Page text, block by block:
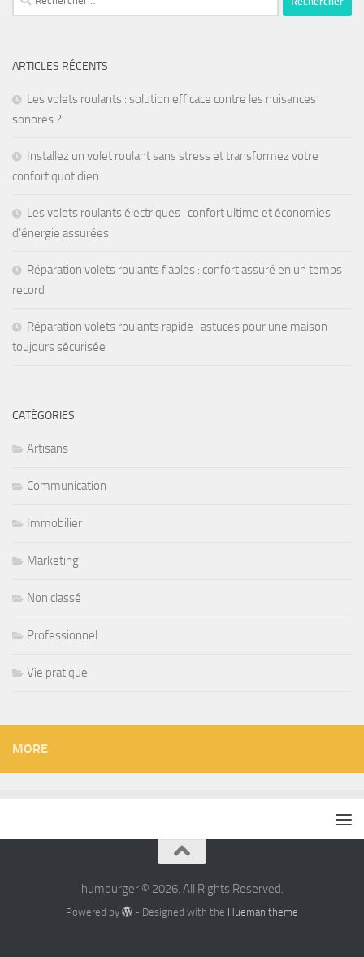
ARTICLES RÉCENTS
Les volets roulants : solution efficace contre les nuisances
sonores ?
Installez un volet roulant sans stress et transformez votre
confort quotidien
Les volets roulants électriques : confort ultime et économies
d’énergie assurées
Réparation volets roulants fiables : confort assuré en un temps
record
Réparation volets roulants rapide : astuces pour une maison
toujours sécurisée
CATÉGORIES
Artisans
Communication
Immobilier
Marketing
Non classé
Professionnel
Vie pratique
MORE
humourger © 2026. All Rights Reserved.
Powered by - Designed with the Hueman theme